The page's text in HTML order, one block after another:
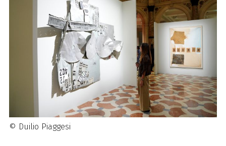
© Duilio Piaggesi